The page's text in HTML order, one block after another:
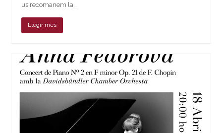
us recomanem la…
Llegir més